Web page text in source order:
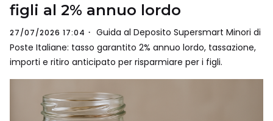
figli al 2% annuo lordo
27/07/2026 17:04
Guida al Deposito Supersmart Minori di
Poste Italiane: tasso garantito 2% annuo lordo, tassazione,
importi e ritiro anticipato per risparmiare per i figli.